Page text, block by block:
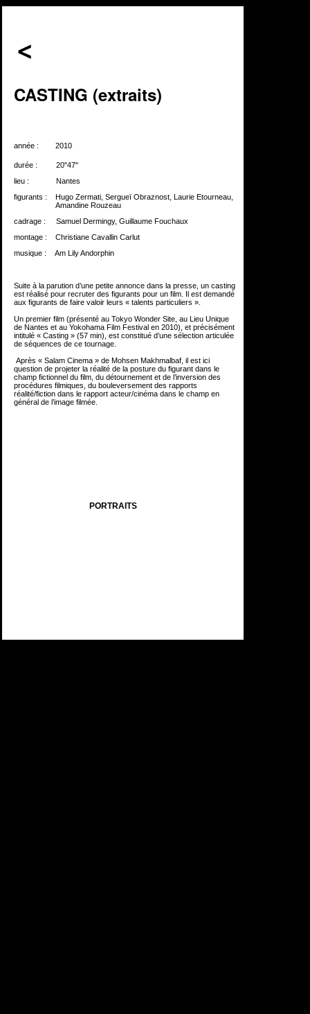
PORTRAITS
année : 2010
durée :
20''47''
lieu :
Nantes
figurants :
Hugo Zermati, Sergueï Obraznost, Laurie Etourneau,
Amandine Rouzeau
cadrage :
Samuel Dermingy, Guillaume Fouchaux
montage :
Christiane Cavallin Carlut
musique :
Am Lily Andorphin
Suite à la parution d’une petite annonce dans la presse, un casting
est réalisé pour recruter des figurants pour un film. Il est demandé
aux figurants de faire valoir leurs « talents particuliers ».
Un premier film (présenté au Tokyo Wonder Site, au Lieu Unique
de Nantes et au Yokohama Film Festival en 2010), et précisément
intitulé « Casting » (57 min), est constitué d’une sélection articulée
de séquences de ce tournage.
Après « Salam Cinema » de Mohsen Makhmalbaf, il est ici
question de projeter la réalité de la posture du figurant dans le
champ fictionnel du film, du détournement et de l’inversion des
procédures filmiques, du bouleversement des rapports
réalité/fiction dans le rapport acteur/cinéma dans le champ en
général de l’image filmée.
CASTING (extraits)